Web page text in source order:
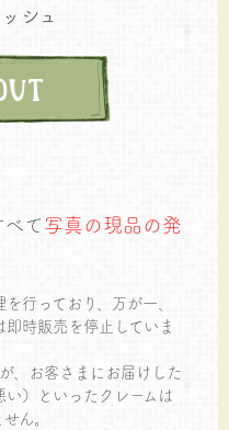
シュ
て写真の現品の発
行っており、万が一、
時販売を停止していま
、お客さまにお届けした
）といったクレームは
ん。